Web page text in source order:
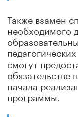
Также взамен
необходимого
смогут
обязательстве
начала
программы.